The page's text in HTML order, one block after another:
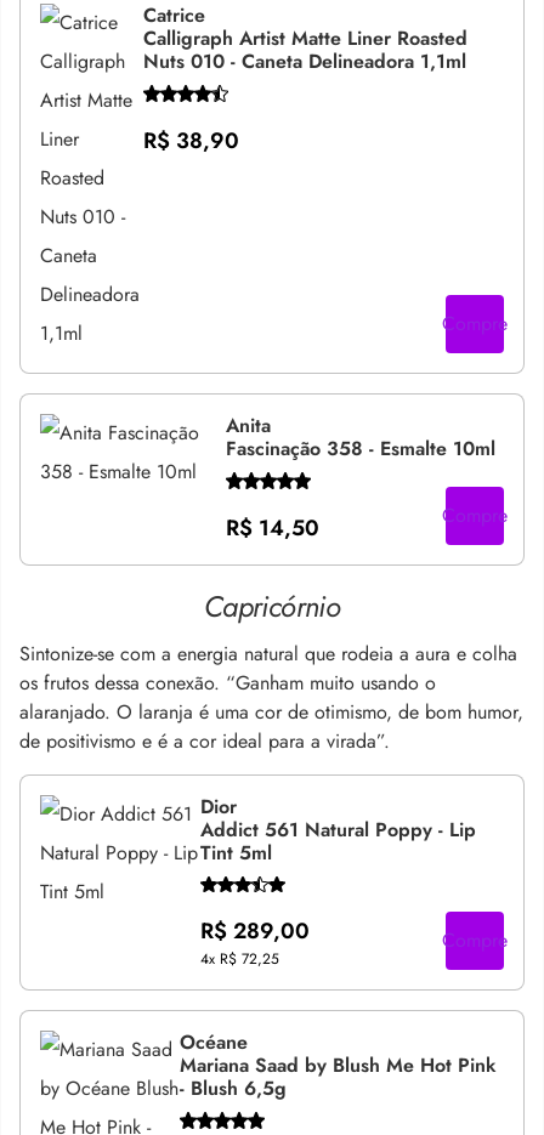
Catrice
Calligraph Artist Matte Liner Roasted
Nuts 010 - Caneta Delineadora 1,1ml
R$ 38,90
Compre
Anita
Fascinação 358 - Esmalte 10ml
R$ 14,50 Compre
Capricórnio
Sintonize-se com a energia natural que rodeia a aura e colha
os frutos dessa conexão. “Ganham muito usando o
alaranjado. O laranja é uma cor de otimismo, de bom humor,
de positivismo e é a cor ideal para a virada”.
Dior
Addict 561 Natural Poppy - Lip
Tint 5ml
R$ 289,00
4x R$ 72,25
Compre
Océane
Mariana Saad by Blush Me Hot Pink
- Blush 6,5g